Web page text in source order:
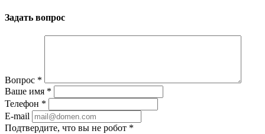
Задать вопрос
Вопрос *
Ваше имя *
Телефон *
E-mail
Подтвердите, что вы не робот *